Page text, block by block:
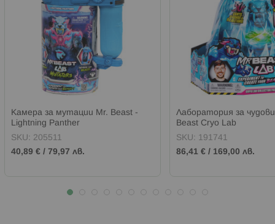
Камера за мутации Mr. Beast -
Lightning Panther
SKU: 205511
40,89 € / 79,97 лв.
Лаборатория за
Beast Cryo Lab
SKU: 191741
86,41 € / 169,00 лв.